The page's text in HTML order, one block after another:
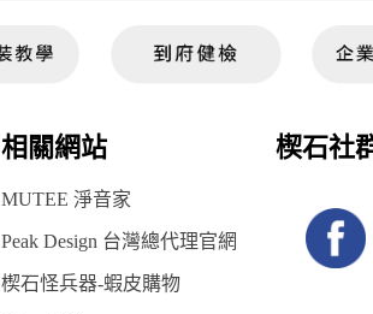
相關網站 楔石社
MUTEE 淨音家
Peak Design 台灣總代理官網
楔石怪兵器-蝦皮購物